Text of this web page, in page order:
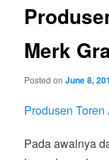
Merk
Posted onJune 8,
Produsen
Pada awalnya